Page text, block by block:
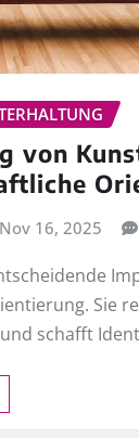
von
Nov 16, 2025
Sie
schafft